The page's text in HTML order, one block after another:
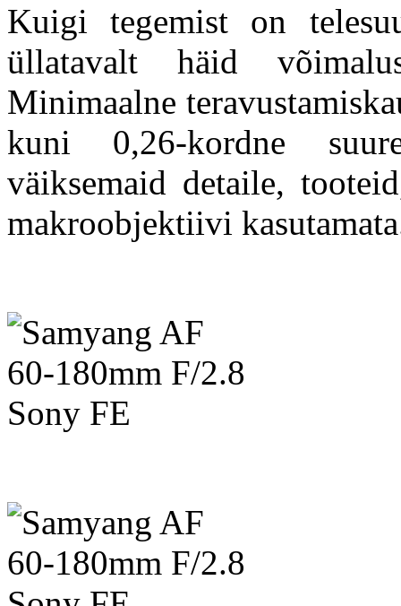
Kuigi tegemist on
üllatavalt häid
Minimaalne
kuni 0,26-kordne
väiksemaid detaile,
makroobjektiivi